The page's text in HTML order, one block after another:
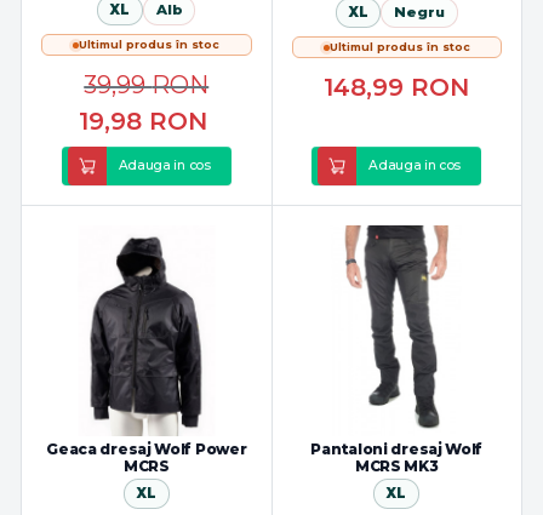
XL
Alb
Ultimul produs în stoc
19,98 RON
39,99RON
Adauga in cos
XL Negru
Ultimul produs în stoc
148,99 RON
Adauga in cos
Geaca dresaj Wolf Power
MCRS
XL
Pantaloni dresaj Wolf
MCRS MK3
XL